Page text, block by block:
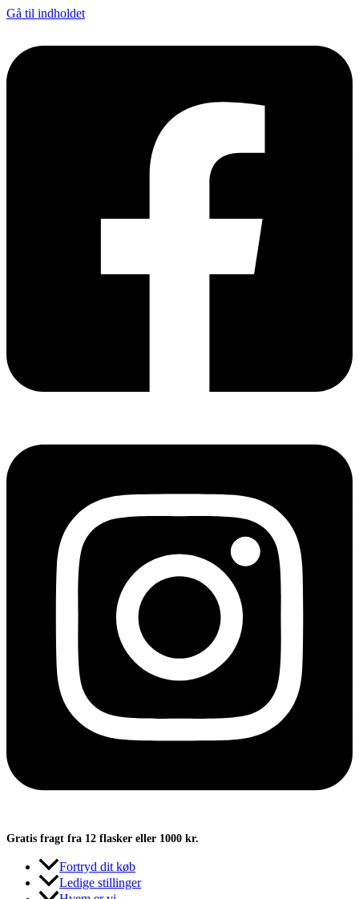
Gå til indholdet
Gratis fragt fra 12 flasker eller 1000 kr.
Fortryd dit køb
Ledige stillinger